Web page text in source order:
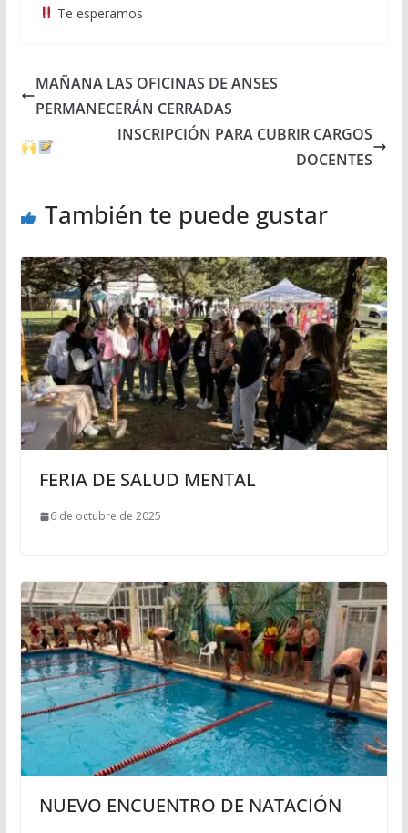
Te esperamos
MAÑANA LAS OFICINAS DE ANSES
PERMANECERÁN CERRADAS
INSCRIPCIÓN PARA CUBRIR CARGOS
DOCENTES
También te puede gustar
FERIA DE SALUD MENTAL
6 de octubre de 2025
NUEVO ENCUENTRO DE NATACIÓN